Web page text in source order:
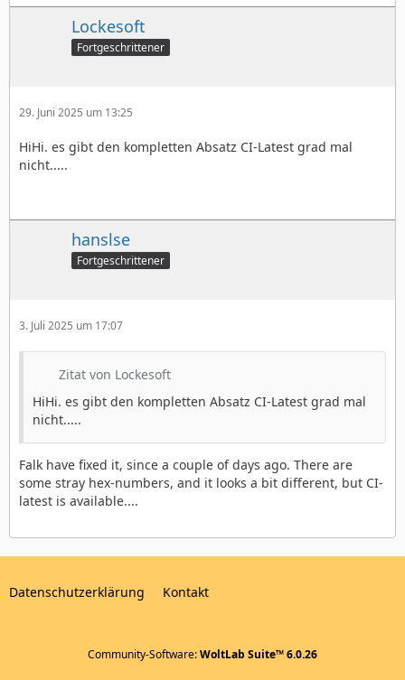
Lockesoft
Fortgeschrittener
29. Juni 2025 um 13:25
HiHi. es gibt den kompletten Absatz CI-Latest grad mal
nicht.....
hanslse
Fortgeschrittener
3. Juli 2025 um 17:07
Zitat von Lockesoft
HiHi. es gibt den kompletten Absatz CI-Latest grad mal
nicht.....
Falk have fixed it, since a couple of days ago. There are
some stray hex-numbers, and it looks a bit different, but CI-
latest is available....
Datenschutzerklärung Kontakt
Community-Software:WoltLab Suite™ 6.0.26